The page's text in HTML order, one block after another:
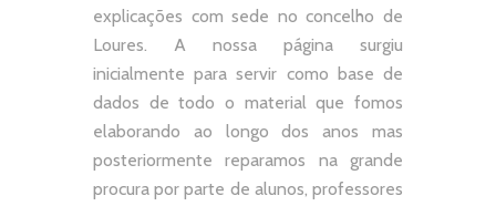
explicações com sede no concelho de
Loures. A nossa página surgiu
inicialmente para servir como base de
dados de todo o material que fomos
elaborando ao longo dos anos mas
posteriormente reparamos na grande
procura por parte de alunos, professores